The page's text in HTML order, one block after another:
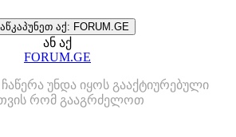
აქ: FORUM.GE
ან აქ
FORUM.GE
უნდა იყოს გააქტიურებული
რომ გააგრძელოთ